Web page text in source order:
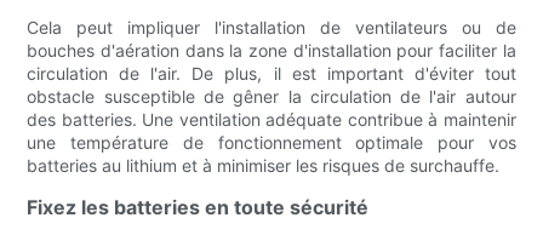
Cela peut impliquer l'installation de ventilateurs ou de
bouches d'aération dans la zone d'installation pour faciliter la
circulation de l'air. De plus, il est important d'éviter tout
obstacle susceptible de gêner la circulation de l'air autour
des batteries. Une ventilation adéquate contribue à maintenir
une température de fonctionnement optimale pour vos
batteries au lithium et à minimiser les risques de surchauffe.
Fixez les batteries en toute sécurité